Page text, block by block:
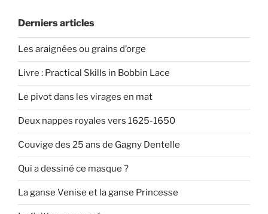
Derniers articles
Les araignées ou grains d’orge
Livre : Practical Skills in Bobbin Lace
Le pivot dans les virages en mat
Deux nappes royales vers 1625-1650
Couvige des 25 ans de Gagny Dentelle
Qui a dessiné ce masque ?
La ganse Venise et la ganse Princesse